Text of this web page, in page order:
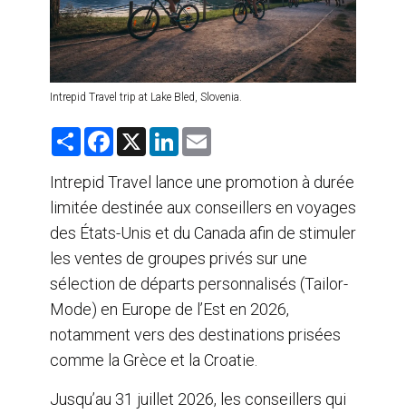
Intrepid Travel trip at Lake Bled, Slovenia.
S
r
e
F
e
b
o
k
X
L
k
e
d
n
i
l
Intrepid Travel lance une promotion à durée
limitée destinée aux conseillers en voyages
des États-Unis et du Canada afin de stimuler
les ventes de groupes privés sur une
sélection de départs personnalisés (Tailor-
Mode) en Europe de l’Est en 2026,
notamment vers des destinations prisées
comme la Grèce et la Croatie.
Jusqu’au 31 juillet 2026, les conseillers qui